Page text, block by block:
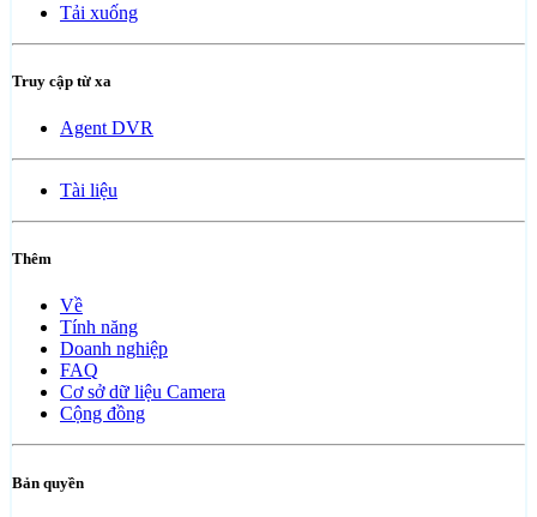
Tải xuống
Truy cập từ xa
Agent DVR
Tài liệu
Thêm
Về
Tính năng
Doanh nghiệp
FAQ
Cơ sở dữ liệu Camera
Cộng đồng
Bản quyền